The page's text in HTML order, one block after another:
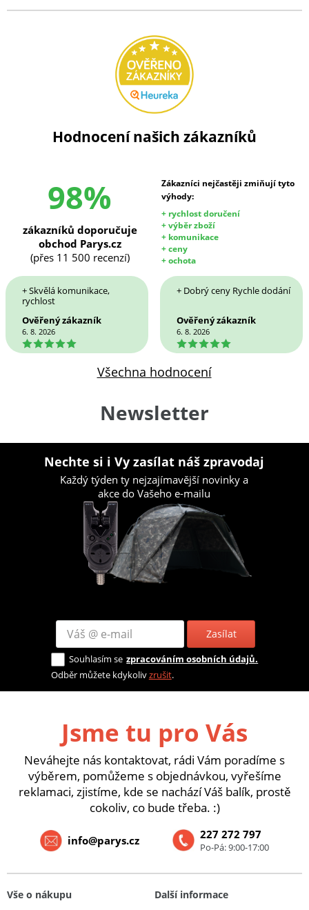
Hodnocení našich zákazníků
98%
Zákazníci nejčastěji zmiňují tyto
výhody:
+ rychlost doručení
+ výběr zboží
+ komunikace
+ ceny
+ ochota
zákazníků doporučuje
obchod Parys.cz
(přes 11 500 recenzí)
+ Skvělá komunikace,
rychlost
Ověřený zákazník
6. 8. 2026
5
+ Dobrý ceny Rychle dodání
Ověřený zákazník
6. 8. 2026
5
Všechna hodnocení
Newsletter
Nechte si i Vy zasílat náš zpravodaj
Každý týden ty nejzajímavější novinky a
akce do Vašeho e-mailu
Zasílat
Souhlasím se zpracováním osobních údajů.
Odběr můžete kdykolivzrušit.
Jsme tu pro Vás
Neváhejte nás kontaktovat, rádi Vám poradíme s
výběrem, pomůžeme s objednávkou, vyřešíme
reklamaci, zjistíme, kde se nachází Váš balík, prostě
cokoliv, co bude třeba. :)
227 272 797
Po-Pá: 9:00-17:00
info@parys.cz
Vše o nákupu
Další informace